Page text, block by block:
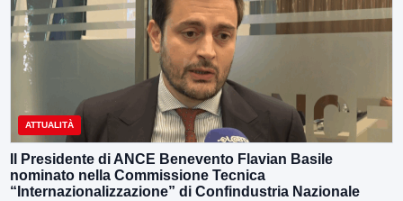
ATTUALITÀ
Il Presidente di ANCE Benevento Flavian Basile
nominato nella Commissione Tecnica
“Internazionalizzazione” di Confindustria Nazionale